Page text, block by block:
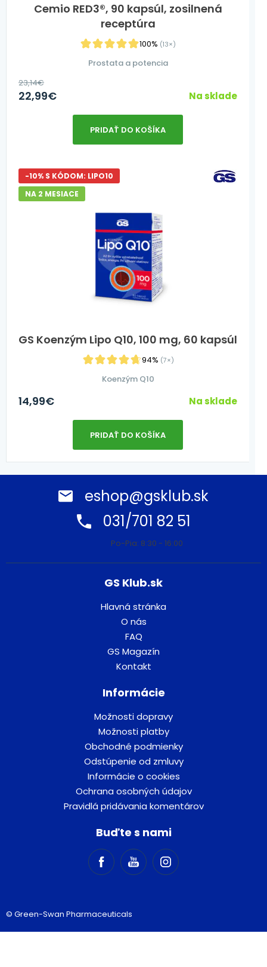
Cemio RED3®, 90 kapsúl, zosilnená
receptúra
100% (13×)
Prostata a potencia
23,14€
22,99€ Na sklade
PRIDAŤ DO KOŠÍKA
GS Koenzým Lipo Q10, 100 mg, 60 kapsúl
94% (7×)
-10% S KÓDOM: LIPO10
NA 2 MESIACE
Koenzým Q10
14,99€ Na sklade
PRIDAŤ DO KOŠÍKA
eshop@gsklub.sk
031/701 82 51
Po-Pia: 8:30 - 16:00
GS Klub.sk
Hlavná stránka
O nás
FAQ
GS Magazín
Kontakt
Informácie
Možnosti dopravy
Možnosti platby
Obchodné podmienky
Odstúpenie od zmluvy
Informácie o cookies
Ochrana osobných údajov
Pravidlá pridávania komentárov
Buďte s nami
© Green-Swan Pharmaceuticals